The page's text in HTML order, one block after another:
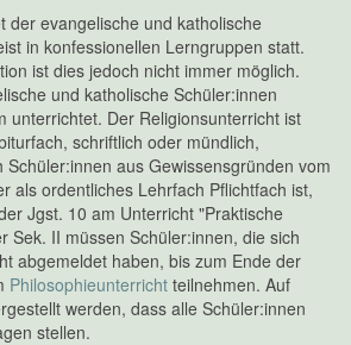
der evangelische und katholische
in konfessionellen Lerngruppen statt.
ist dies jedoch nicht immer möglich.
und katholische Schüler:innen
unterrichtet. Der Religionsunterricht ist
schriftlich oder mündlich,
aus Gewissensgründen vom
als ordentliches Lehrfach Pflichtfach ist,
Jgst. 10 am Unterricht "Praktische
Sek. II müssen Schüler:innen, die sich
abgemeldet haben, bis zum Ende der
Philosophieunterricht teilnehmen. Auf
werden, dass alle Schüler:innen
stellen.